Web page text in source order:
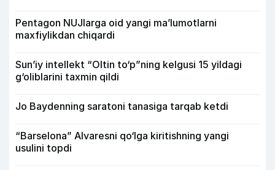
Pentagon NUJlarga oid yangi maʼlumotlarni
maxfiylikdan chiqardi
Sun’iy intellekt “Oltin to‘p”ning kelgusi 15 yildagi
g‘oliblarini taxmin qildi
Jo Baydenning saratoni tanasiga tarqab ketdi
“Barselona” Alvaresni qo‘lga kiritishning yangi
usulini topdi